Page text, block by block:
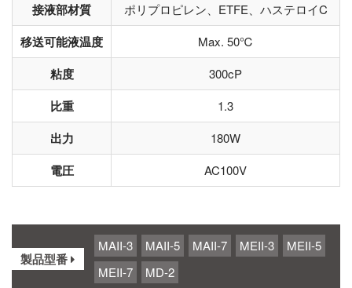
接液部材質 ポリプロピレン、ETFE、ハステロイC
移送可能液温度 Max. 50℃
粘度 300cP
比重 1.3
出力 180W
電圧 AC100V
製品型番
MAII-3 MAII-5 MAII-7 MEII-3
MEII-5
MEII-7
MD-2